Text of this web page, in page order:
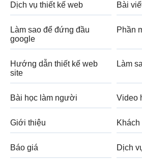
Dịch vụ thiết kế web Bài
Làm sao để đứng đầu
google
Phần
Hướng dẫn thiết kế web
site
Làm
Bài học làm người Video
Giới thiệu Khách
Báo giá Dịch